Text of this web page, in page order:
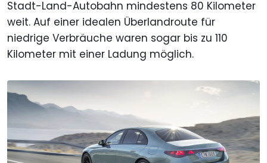
Stadt-Land-Autobahn mindestens 80 Kilometer
weit. Auf einer idealen Überlandroute für
niedrige Verbräuche waren sogar bis zu 110
Kilometer mit einer Ladung möglich.